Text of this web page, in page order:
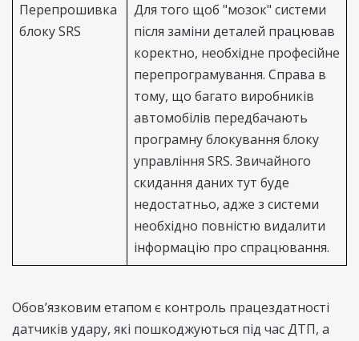
Перепрошивка
блоку SRS
Для того щоб "мозок" системи
після заміни деталей працював
коректно, необхідне професійне
перепрограмування. Справа в
тому, що багато виробників
автомобілів передбачають
програмну блокування блоку
управління SRS. Звичайного
скидання даних тут буде
недостатньо, адже з системи
необхідно повністю видалити
інформацію про спрацювання.
Обов’язковим етапом є контроль працездатності
датчиків удару, які пошкоджуються під час ДТП, а